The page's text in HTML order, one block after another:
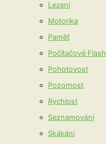
Lezení
Motorika
Paměť
Počítačové Flash
Pohotovost
Pozornost
Rychlost
Seznamování
Skákání